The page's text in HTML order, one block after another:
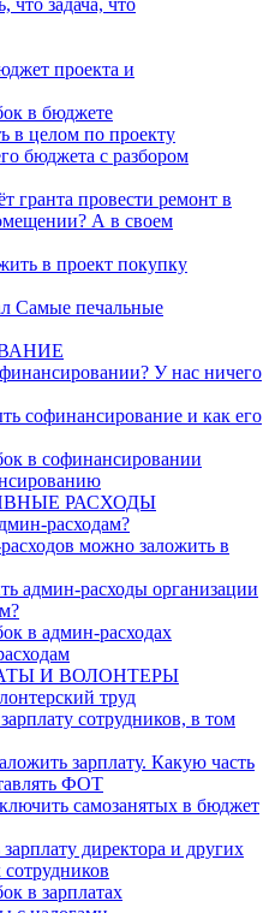
что задача, что
проекта и
в бюджете
в целом по проекту
бюджета с разбором
гранта провести ремонт в
А в своем
в проект покупку
Самые печальные
У нас ничего
софинансирование и как его
в софинансировании
РАСХОДЫ
расходам?
можно заложить в
админ-расходы организации
в админ-расходах
И ВОЛОНТЕРЫ
труд
сотрудников, в том
зарплату. Какую часть
ФОТ
самозанятых в бюджет
директора и других
в зарплатах